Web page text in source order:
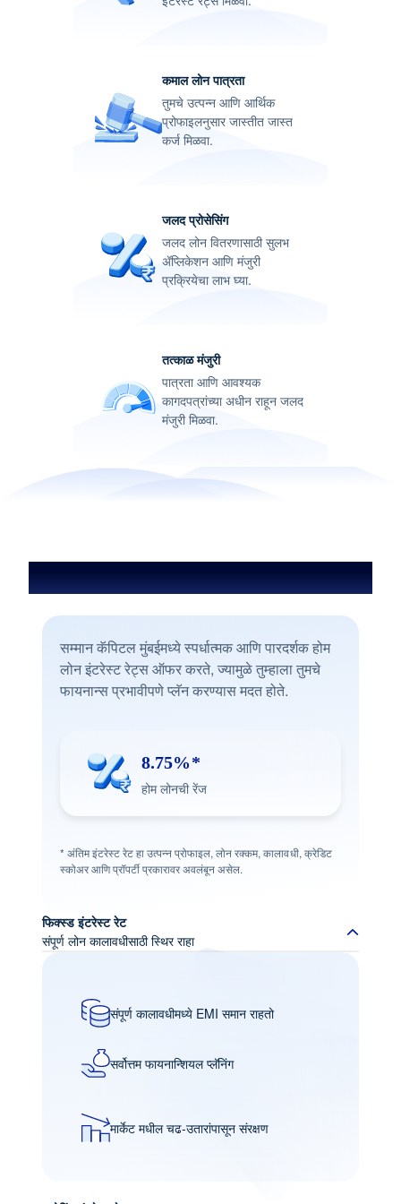
कमाल लोन पात्रता
तुमचे उत्पन्न आणि आर्थिक
प्रोफाइलनुसार जास्तीत जास्त
कर्ज मिळवा.
जलद प्रोसेसिंग
जलद लोन वितरणासाठी सुलभ
ॲप्लिकेशन आणि मंजुरी
प्रक्रियेचा लाभ घ्या.
तत्काळ मंजुरी
पात्रता आणि आवश्यक
कागदपत्रांच्या अधीन राहून जलद
मंजुरी मिळवा.
मुंबईमध्ये होम लोन इंटरेस्ट रेट
सम्मान कॅपिटल मुंबईमध्ये स्पर्धात्मक आणि पारदर्शक होम
लोन इंटरेस्ट रेट्स ऑफर करते, ज्यामुळे तुम्हाला तुमचे
फायनान्स प्रभावीपणे प्लॅन करण्यास मदत होते.
8.75%*
होम लोनची रेंज
* अंतिम इंटरेस्ट रेट हा उत्पन्न प्रोफाइल, लोन रक्कम, कालावधी, क्रेडिट
स्कोअर आणि प्रॉपर्टी प्रकारावर अवलंबून असेल.
फिक्स्ड इंटरेस्ट रेट
संपूर्ण लोन कालावधीसाठी स्थिर राहा
संपूर्ण कालावधीमध्ये EMI समान राहतो
सर्वोत्तम फायनान्शियल प्लॅनिंग
मार्केट मधील चढ-उतारांपासून संरक्षण